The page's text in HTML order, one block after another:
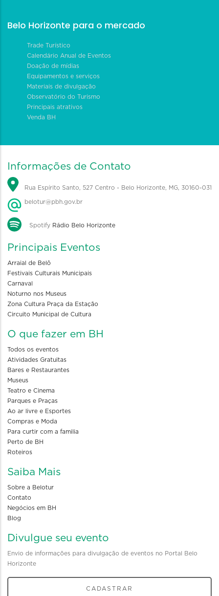
Belo Horizonte para o mercado
Trade Turístico
Calendário Anual de Eventos
Doação de mídias
Equipamentos e serviços
Materiais de divulgação
Observatório do Turismo
Principais atrativos
Venda BH
Informações de Contato
Rua Espírito Santo, 527 Centro - Belo Horizonte, MG, 30160-031
belotur@pbh.gov.br
Spotify Rádio Belo Horizonte
Principais Eventos
Arraial de Belô
Festivais Culturais Municipais
Carnaval
Noturno nos Museus
Zona Cultura Praça da Estação
Circuito Municipal de Cultura
O que fazer em BH
Todos os eventos
Atividades Gratuitas
Bares e Restaurantes
Museus
Teatro e Cinema
Parques e Praças
Ao ar livre e Esportes
Compras e Moda
Para curtir com a familia
Perto de BH
Roteiros
Saiba Mais
Sobre a Belotur
Contato
Negócios em BH
Blog
Divulgue seu evento
Envio de informações para divulgação de eventos no Portal Belo
Horizonte
CADASTRAR